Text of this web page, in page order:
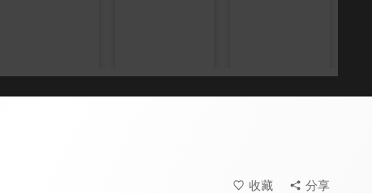
收藏 分享